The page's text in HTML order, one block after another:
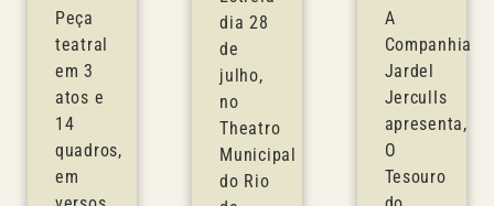
Peça
teatral
em 3
atos e
14
quadros,
em
dia 28
de
julho,
no
Theatro
Municipal
do Rio
A
Companhia
Jardel
JerculIs
apresenta,
O
Tesouro